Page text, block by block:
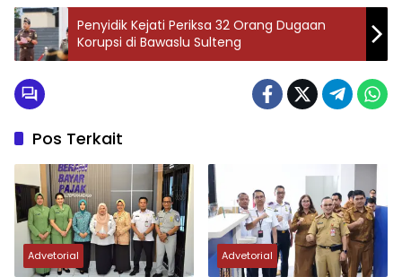
Penyidik Kejati Periksa 32 Orang Dugaan
Korupsi di Bawaslu Sulteng
Pos Terkait
Advetorial Advetorial